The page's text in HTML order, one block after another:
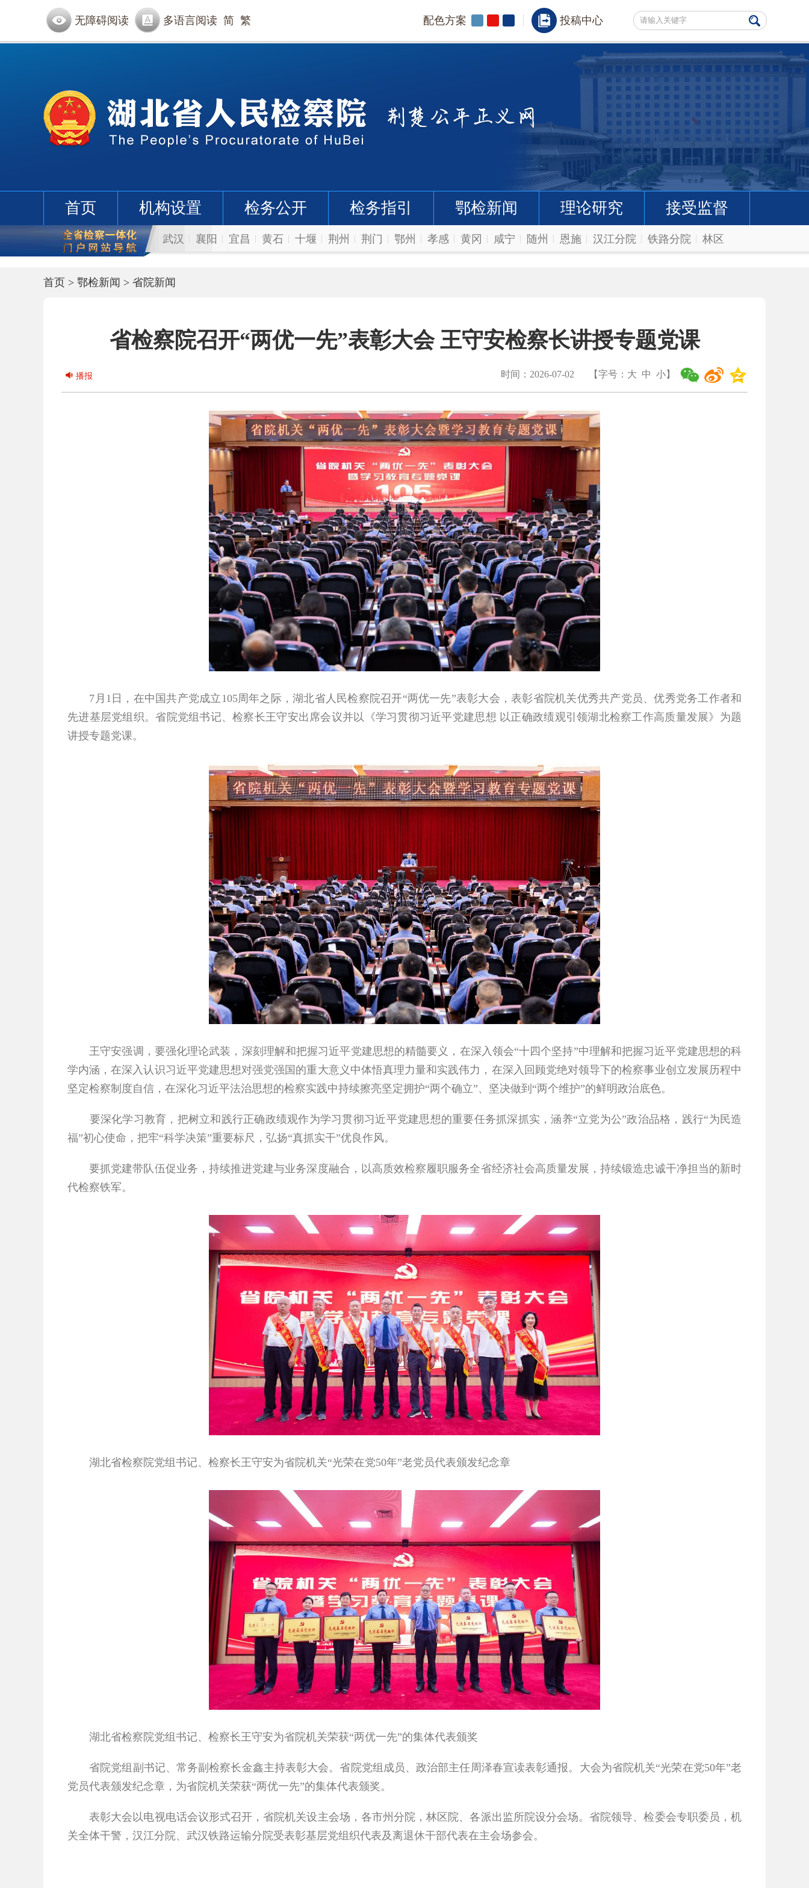
无障碍阅读 多语言阅读 简 繁 配色方案 投稿中心
首页 机构设置 检务公开 检务指引 鄂检新闻 理论研究 接受监督
武汉 襄阳 宜昌 黄石 十堰 荆州 荆门 鄂州 孝感 黄冈 咸宁 随州 恩施 汉江分院 铁路分院 林区
首页 > 鄂检新闻 > 省院新闻
省检察院召开“两优一先”表彰大会 王守安检察长讲授专题党课
【字号： 大 中 小】
播报 时间：2026-07-02
7月1日，在中国共产党成立105周年之际，湖北省人民检察院召开“两优一先”表彰大会，表彰省院机关优秀共产党员、优秀党务工作者和
先进基层党组织。省院党组书记、检察长王守安出席会议并以《学习贯彻习近平党建思想 以正确政绩观引领湖北检察工作高质量发展》为题
讲授专题党课。
王守安强调， 要强化理论武装， 深刻理解和把握习近平党建思想的精髓要义，在深入领会“十四个坚持”中理解和把握习近平党建思想的科
学内涵，在深入认识习近平党建思想对强党强国的重大意义中体悟真理力量和实践伟力，在深入回顾党绝对领导下的检察事业创立发展历程中
坚定检察制度自信，在深化习近平法治思想的检察实践中持续擦亮坚定拥护“两个确立”、坚决做到“两个维护”的鲜明政治底色。
要深化学习教育， 把树立和践行正确政绩观作为学习贯彻习近平党建思想的重要任务抓深抓实，涵养“立党为公”政治品格，践行“为民造
福”初心使命，把牢“科学决策”重要标尺，弘扬“真抓实干”优良作风。
要抓党建带队伍促业务， 持续推进党建与业务深度融合，以高质效检察履职服务全省经济社会高质量发展，持续锻造忠诚干净担当的新时
代检察铁军。
湖北省检察院党组书记、检察长王守安为省院机关“光荣在党50年”老党员代表颁发纪念章
湖北省检察院党组书记、检察长王守安为省院机关荣获“两优一先”的集体代表颁奖
省院党组副书记、常务副检察长金鑫主持表彰大会。省院党组成员、政治部主任周泽春宣读表彰通报。大会为省院机关“光荣在党50年”老
党员代表颁发纪念章，为省院机关荣获“两优一先”的集体代表颁奖。
表彰大会以电视电话会议形式召开，省院机关设主会场，各市州分院，林区院、各派出监所院设分会场。省院领导、检委会专职委员，机
关全体干警，汉江分院、武汉铁路运输分院受表彰基层党组织代表及离退休干部代表在主会场参会。